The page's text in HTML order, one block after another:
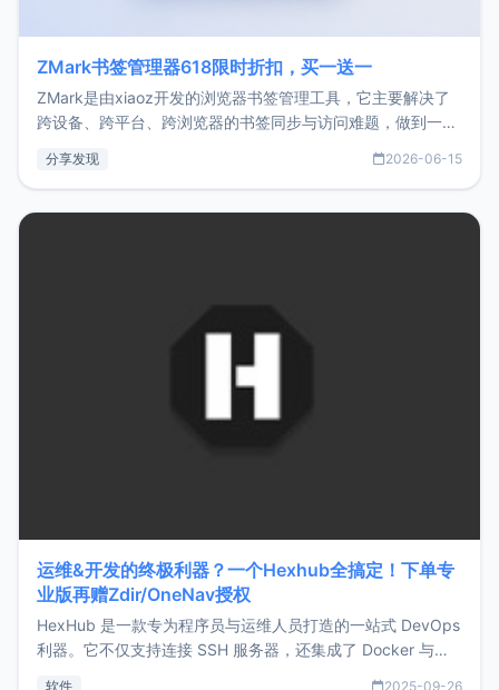
ZMark书签管理器618限时折扣，买一送一
ZMark是由xiaoz开发的浏览器书签管理工具，它主要解决了
跨设备、跨平台、跨浏览器的书签同步与访问难题，做到一处
用，让管理更高效。ZMark官网地址：
分享发现 2026-06-15
运维&开发的终极利器？一个Hexhub全搞定！下单专
业版再赠Zdir/OneNav授权
HexHub 是一款专为程序员与运维人员打造的一站式 DevOps
利器。它不仅支持连接 SSH 服务器，还集成了 Docker 与常
软件 2025-09-26